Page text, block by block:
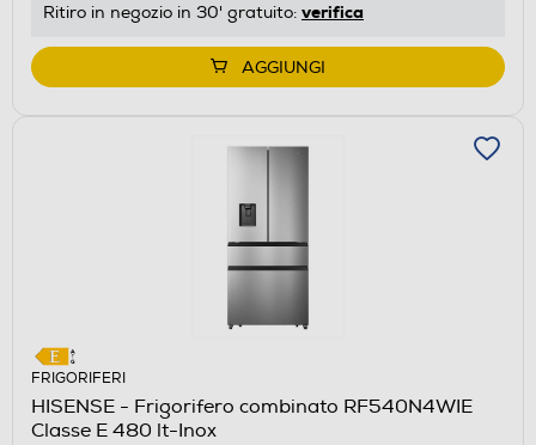
Ritiro in negozio in 30' gratuito: verifica
AGGIUNGI
FRIGORIFERI
HISENSE - Frigorifero combinato RF540N4WIE
Classe E 480 lt-Inox